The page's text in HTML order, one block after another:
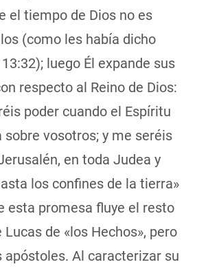
el tiempo de Dios no es
(como les había dicho
luego Él expande sus
respecto al Reino de Dios:
poder cuando el Espíritu
sobre vosotros; y me seréis
en toda Judea y
los confines de la tierra»
esta promesa fluye el resto
de «los Hechos», pero
apóstoles. Al caracterizar su